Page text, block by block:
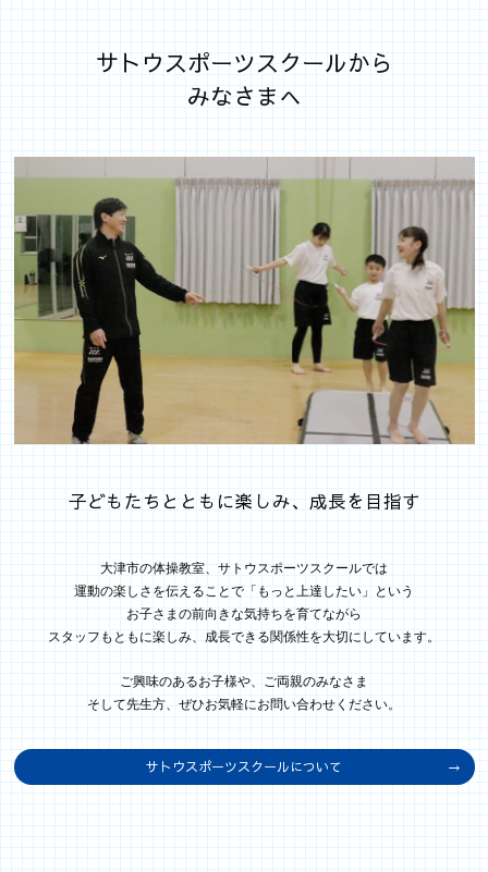
サトウスポーツスクールから
みなさまへ
子どもたちとともに楽しみ、成長を目指す
大津市の体操教室、サトウスポーツスクールでは
運動の楽しさを伝えることで「もっと上達したい」という
お子さまの前向きな気持ちを育てながら
スタッフもともに楽しみ、成長できる関係性を大切にしています。
ご興味のあるお子様や、ご両親のみなさま
そして先生方、ぜひお気軽にお問い合わせください。
サトウスポーツスクールについて